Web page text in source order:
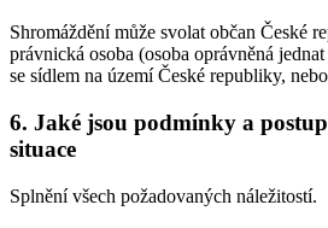
Shromáždění může svolat občan České
právnická osoba (osoba oprávněná
se sídlem na území České republiky,
6. Jaké jsou podmínky a
situace
Splnění všech požadovaných náležitostí.